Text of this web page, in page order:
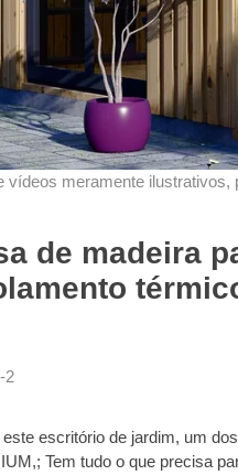
vídeos meramente ilustrativos,
de madeira
2
este escritório de jardim, um
Tem tudo o que precisa